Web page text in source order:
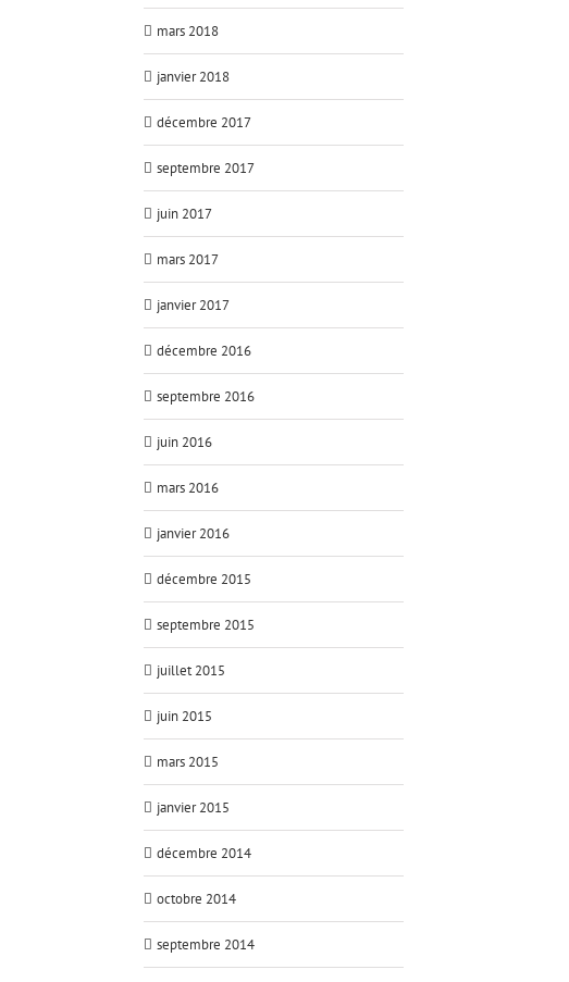
mars 2018
janvier 2018
décembre 2017
septembre 2017
juin 2017
mars 2017
janvier 2017
décembre 2016
septembre 2016
juin 2016
mars 2016
janvier 2016
décembre 2015
septembre 2015
juillet 2015
juin 2015
mars 2015
janvier 2015
décembre 2014
octobre 2014
septembre 2014